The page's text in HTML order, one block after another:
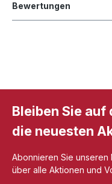
Bewertungen
Bleiben Sie auf
die neuesten
Abonnieren Sie unseren
über alle Aktionen und